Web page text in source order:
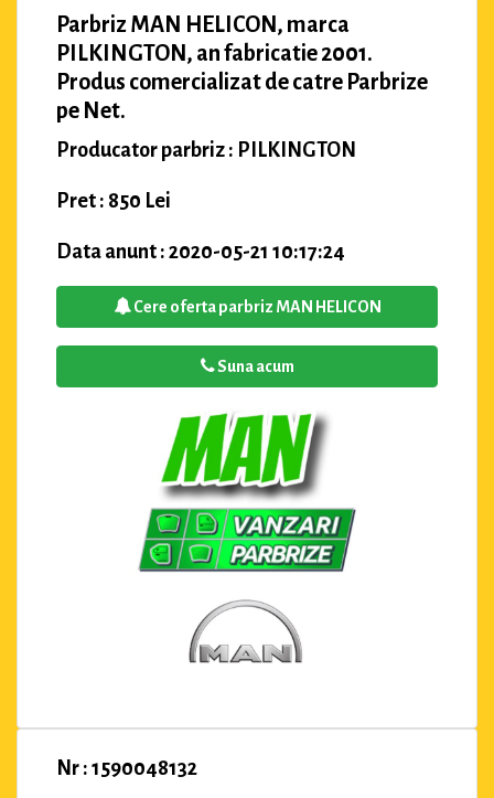
Parbriz MAN HELICON, marca
PILKINGTON, an fabricatie 2001.
Produs comercializat de catre Parbrize
pe Net.
Producator parbriz : PILKINGTON
Pret : 850 Lei
Data anunt : 2020-05-21 10:17:24
Cere oferta parbriz MAN HELICON
Suna acum
Nr : 1590048132